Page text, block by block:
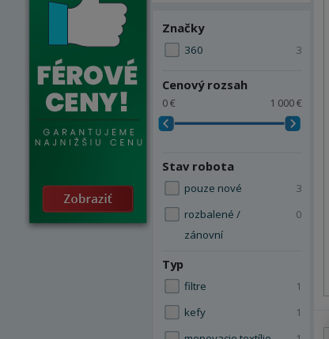
Značky
360 3
Cenový rozsah
0 € 1 000 €
Stav robota
pouze nové
3
rozbalené /
zánovní
0
Typ
filtre
1
kefy
1